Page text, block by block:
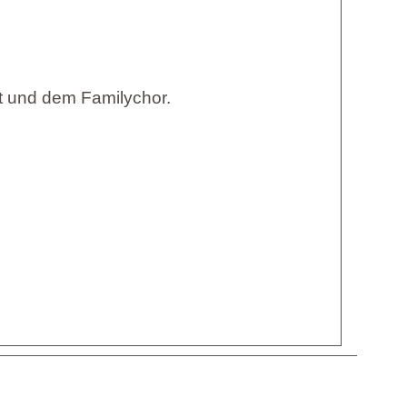
und dem Familychor.